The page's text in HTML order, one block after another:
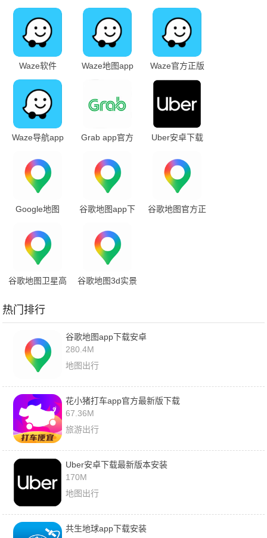
Waze软件
Waze地图app
Waze官方正版
Waze导航app
Grab app官方
Uber安卓下载
Google地图
谷歌地图app下
谷歌地图官方正
谷歌地图卫星高
谷歌地图3d实景
热门排行
谷歌地图app下载安卓
280.4M
地图出行
花小猪打车app官方最新版下载
67.36M
旅游出行
Uber安卓下载最新版本安装
170M
地图出行
共生地球app下载安装